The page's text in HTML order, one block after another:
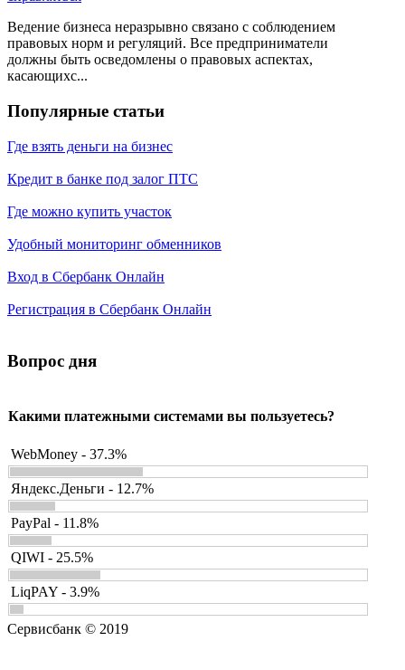
Ведение бизнеса неразрывно связано с соблюдением
правовых норм и регуляций. Все предприниматели
должны быть осведомлены о правовых аспектах,
касающихс...
Популярные статьи
Где взять деньги на бизнес
Кредит в банке под залог ПТС
Где можно купить участок
Удобный мониторинг обменников
Вход в Сбербанк Онлайн
Регистрация в Сбербанк Онлайн
Вопрос дня
Какими платежными системами вы пользуетесь?
WebMoney - 37.3%
Яндекс.Деньги - 12.7%
PayPal - 11.8%
QIWI - 25.5%
LiqPAY - 3.9%
Сервисбанк © 2019